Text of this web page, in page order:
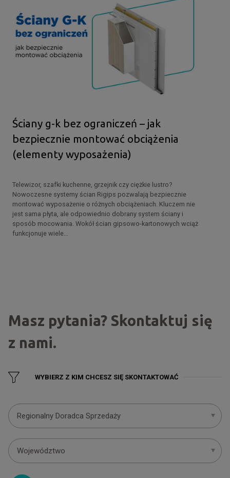
Ściany g-k bez ograniczeń – jak
bezpiecznie montować obciążenia
(elementy wyposażenia)
Telewizor, szafki kuchenne, grzejnik czy ciężkie lustro?
Nowoczesne systemy ścian Rigips pozwalają bezpiecznie
montować wyposażenie o różnych obciążeniach. Kluczem nie
jest sama płyta, ale odpowiednio dobrany system ściany i
sposób mocowania. Wokół ścian gipsowo-kartonowych wciąż
funkcjonuje wiele...
Masz pytania? Skontaktuj się
z nami.
WYBIERZ Z KIM CHCESZ SIĘ SKONTAKTOWAĆ
Regionalny Doradca Sprzedaży
Województwo